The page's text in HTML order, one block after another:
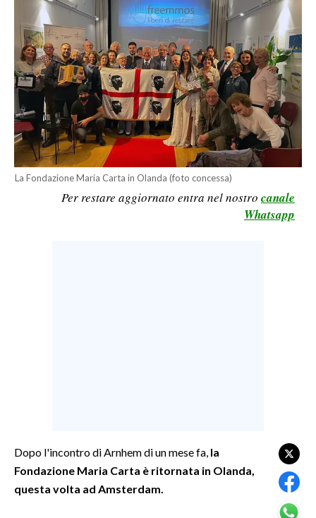
POLITICA
ECONOMIA
SERVIZI ALLE IMPRESE
LAVORO
BANDI
SPORT IN SARDEGNA
GOSSIP
SALUTE
La Fondazione Maria Carta in Olanda (foto concessa)
Per restare aggiornato entra nel nostro canale
Whatsapp
Dopo l'incontro di Arnhem di un mese fa, la
Fondazione Maria Carta è ritornata in Olanda,
questa volta ad Amsterdam.